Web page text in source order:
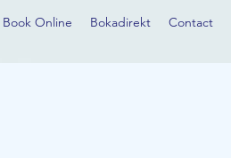
Book Online Bokadirekt Contact